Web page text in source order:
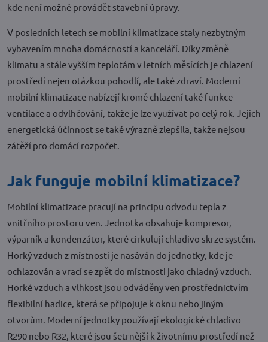
kde není možné provádět stavební úpravy.
V posledních letech se mobilní klimatizace staly nezbytným
vybavením mnoha domácností a kanceláří. Díky změně
klimatu a stále vyšším teplotám v letních měsících je chlazení
prostředí nejen otázkou pohodlí, ale také zdraví. Moderní
mobilní klimatizace nabízejí kromě chlazení také funkce
ventilace a odvlhčování, takže je lze využívat po celý rok. Jejich
energetická účinnost se také výrazně zlepšila, takže nejsou
zátěží pro domácí rozpočet.
Jak funguje mobilní klimatizace?
Mobilní klimatizace pracují na principu odvodu tepla z
vnitřního prostoru ven. Jednotka obsahuje kompresor,
výparník a kondenzátor, které cirkulují chladivo skrze systém.
Horký vzduch z místnosti je nasáván do jednotky, kde je
ochlazován a vrací se zpět do místnosti jako chladný vzduch.
Horké vzduch a vlhkost jsou odváděny ven prostřednictvím
flexibilní hadice, která se připojuje k oknu nebo jiným
otvorům. Moderní jednotky používají ekologické chladivo
R290 nebo R32, které jsou šetrnější k životnímu prostředí než